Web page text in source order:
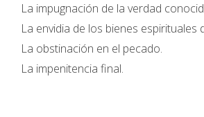
La impugnación de la verdad
La envidia de los bienes espirituales
La obstinación en el pecado.
La impenitencia final.